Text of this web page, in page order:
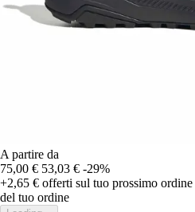
A partire da
75,00 € 53,03 € -29%
+2,65 € offerti sul tuo prossimo ordine
del tuo ordine